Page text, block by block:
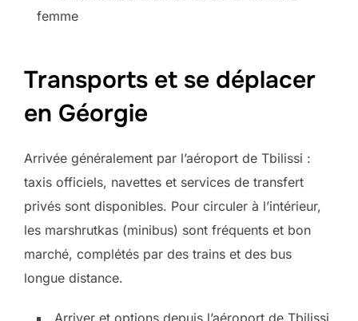
femme
Transports et se déplacer
en Géorgie
Arrivée généralement par l’aéroport de Tbilissi :
taxis officiels, navettes et services de transfert
privés sont disponibles. Pour circuler à l’intérieur,
les marshrutkas (minibus) sont fréquents et bon
marché, complétés par des trains et des bus
longue distance.
Arriver et options depuis l’aéroport de Tbilissi